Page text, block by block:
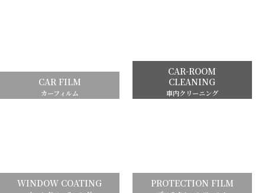
CAR FILM
カーフィルム
CAR-ROOM
CLEANING
車内クリーニング
WINDOW COATING PROTECTION FILM